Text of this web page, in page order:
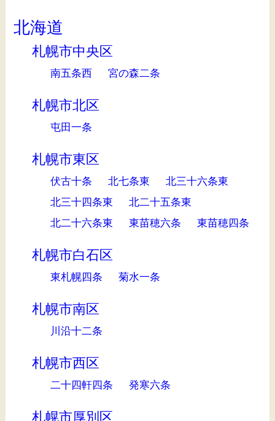
北海道
札幌市中央区
南五条西 宮の森二条
札幌市北区
屯田一条
札幌市東区
伏古十条 北七条東
北三十六条東
北三十四条東
北二十五条東
北二十六条東
東苗穂六条 東苗穂四条
札幌市白石区
東札幌四条 菊水一条
札幌市南区
川沿十二条
札幌市西区
二十四軒四条 発寒六条
札幌市厚別区